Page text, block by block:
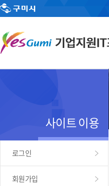
사이트 이용
로그인
회원가입